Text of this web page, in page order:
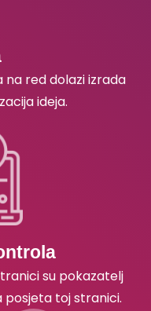
na red dolazi izrada
ideja.
su pokazatelj
posjeta toj stranici.